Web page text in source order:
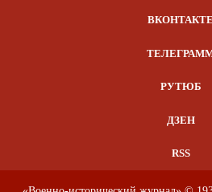
ВКОНТАКТЕ
РУТЮБ
ДЗЕН
RSS